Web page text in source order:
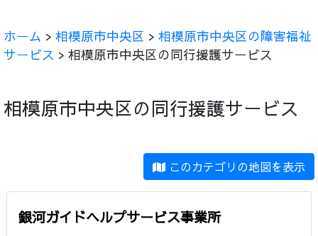
ホーム > 相模原市中央区 > 相模原市中央区の障害福祉
サービス > 相模原市中央区の同行援護サービス
相模原市中央区の同行援護サービス
このカテゴリの地図を表示
銀河ガイドヘルプサービス事業所